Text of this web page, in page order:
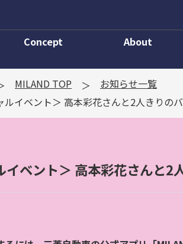
Concept About
MILAND TOP
お知らせ一覧
ルイベント＞ 高本彩花さんと2人きりの
イベント＞ 高本彩花さんと